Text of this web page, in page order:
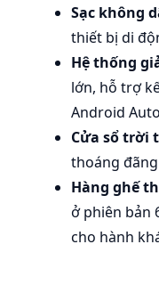
Sạc không
thiết bị di
Hệ thống
lớn, hỗ trợ
Android
Cửa sổ trời
thoáng
Hàng ghế
ở phiên bản
cho hành